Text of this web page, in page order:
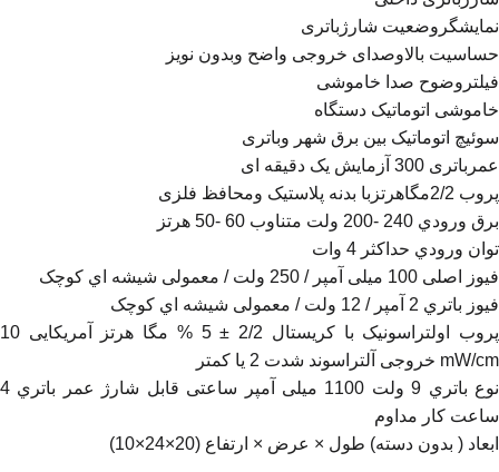
نمایشگروضعیت شارژباتری
حساسیت بالاوصدای خروجی واضح وبدون نویز
فیلتروضوح صدا خاموشی
خاموشی اتوماتیک دستگاه
سوئیچ اتوماتیک بین برق شهر وباتری
عمرباتری 300 آزمایش یک دقیقه ای
پروب 2/2مگاهرتزبا بدنه پلاستیک ومحافظ فلزی
برق ورودي 240 -200 ولت متناوب 60 -50 هرتز
توان ورودي حداکثر 4 وات
فیوز اصلی 100 میلی آمپر / 250 ولت / معمولی شیشه اي کوچک
فیوز باتري 2 آمپر / 12 ولت / معمولی شیشه اي کوچک
پروب اولتراسونیک با کریستال 2/2 ± 5 % مگا هرتز آمریکایی 10
mW/cm خروجی آلتراسوند شدت 2 یا کمتر
نوع باتري 9 ولت 1100 میلی آمپر ساعتی قابل شارژ عمر باتري 4
ساعت کار مداوم
ابعاد ( بدون دسته) طول × عرض × ارتفاع (20×24×10)